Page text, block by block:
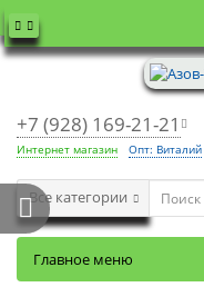
+7 (928) 169-21-21
Интернет магазин Опт: Виталий
Все категории
Главное меню